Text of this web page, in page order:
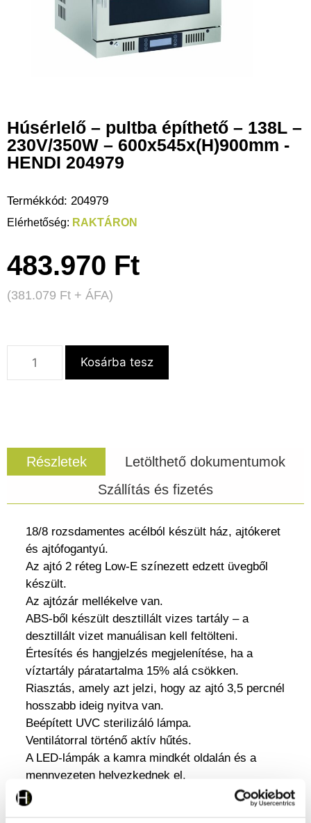
Húsérlelő – pultba építhető – 138L –
230V/350W – 600x545x(H)900mm -
HENDI 204979
Termékkód: 204979
RAKTÁRON
483.970 Ft
(381.079 Ft + ÁFA)
Kosárba tesz
Részletek
Letölthető dokumentumok
Szállítás és fizetés
18/8 rozsdamentes acélból készült ház, ajtókeret
és ajtófogantyú.
Az ajtó 2 réteg Low-E színezett edzett üvegből
készült.
Az ajtózár mellékelve van.
ABS-ből készült desztillált vizes tartály – a
desztillált vizet manuálisan kell feltölteni.
Értesítés és hangjelzés megjelenítése, ha a
víztartály páratartalma 15% alá csökken.
Riasztás, amely azt jelzi, hogy az ajtó 3,5 percnél
hosszabb ideig nyitva van.
Beépített UVC sterilizáló lámpa.
Ventilátorral történő aktív hűtés.
A LED-lámpák a kamra mindkét oldalán és a
mennyezeten helyezkednek el.
Max. terhelés horgonként: 25 kg.
A függesztőrúd maximális terhelése: 50 kg.